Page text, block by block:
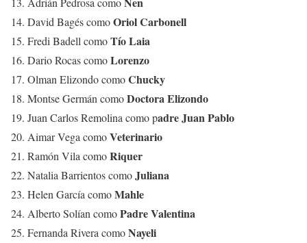
14. David Bagés comoOriol Carbonell
15. Fredi Badell comoTío Laia
16. Dario Rocas comoLorenzo
17. Olman Elizondo comoChucky
18. Montse Germán comoDoctora Elizondo
19. Juan Carlos Remolina como padre Juan Pablo
20. Aimar Vega comoVeterinario
21. Ramón Vila comoRiquer
22. Natalia Barrientos comoJuliana
23. Helen García comoMahle
24. Alberto Solían comoPadre Valentina
25. Fernanda Rivera comoNayeli